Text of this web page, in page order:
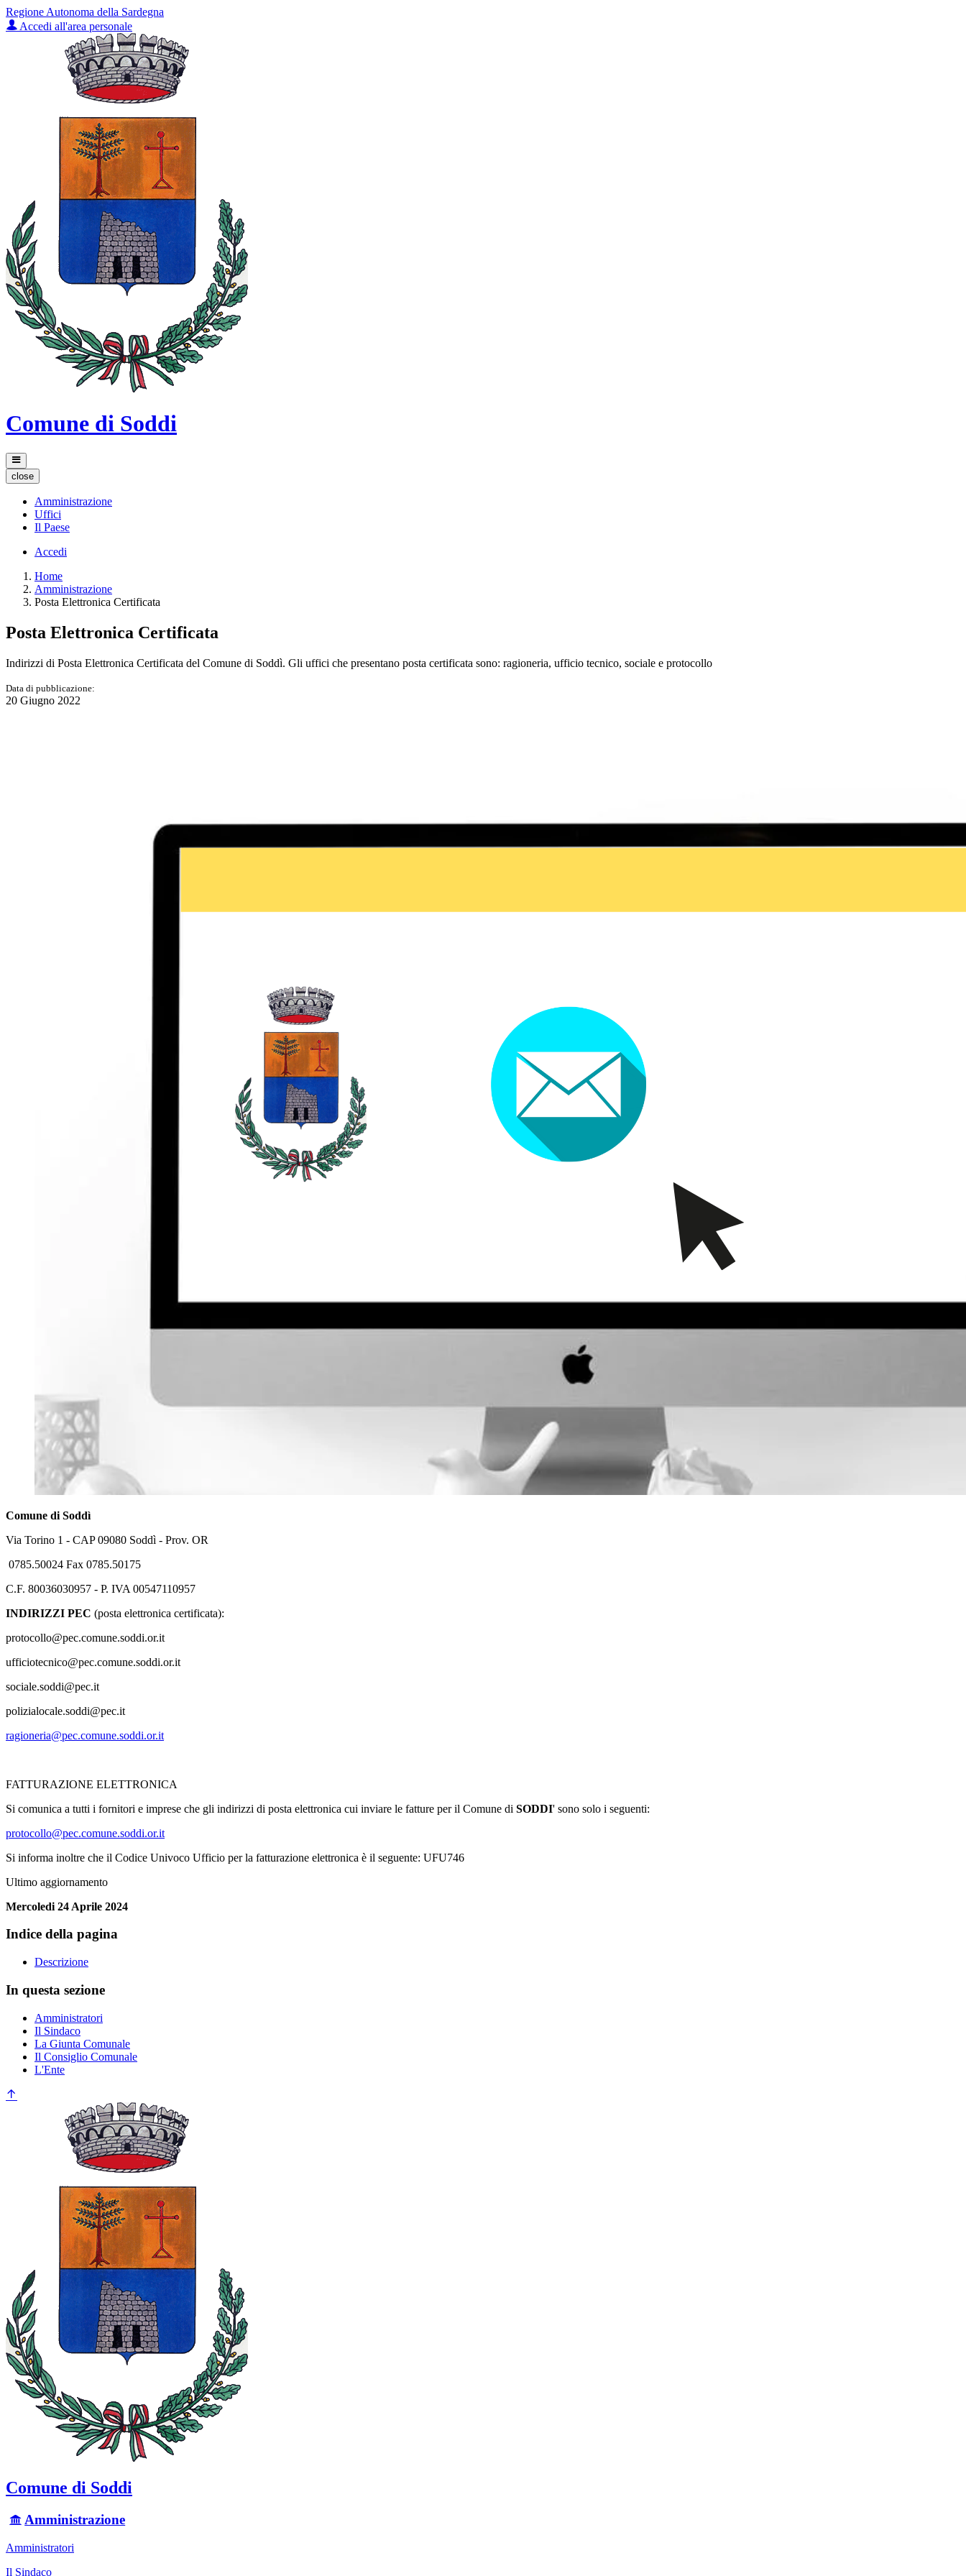
Regione Autonoma della Sardegna
Accedi all'area personale
Comune di Soddi
close
Amministrazione
Uffici
Il Paese
Accedi
Home
Amministrazione
Posta Elettronica Certificata
Posta Elettronica Certificata
Indirizzi di Posta Elettronica Certificata del Comune di Soddì. Gli uffici che presentano posta certificata sono: ragioneria, ufficio tecnico, sociale e protocollo
Data di pubblicazione:
20 Giugno 2022
Comune di Soddì
Via Torino 1 - CAP 09080 Soddì - Prov. OR
0785.50024 Fax 0785.50175
C.F. 80036030957 - P. IVA 00547110957
INDIRIZZI PEC (posta elettronica certificata):
protocollo@pec.comune.soddi.or.it
ufficiotecnico@pec.comune.soddi.or.it
sociale.soddi@pec.it
polizialocale.soddi@pec.it
ragioneria@pec.comune.soddi.or.it
FATTURAZIONE ELETTRONICA
Si comunica a tutti i fornitori e imprese che gli indirizzi di posta elettronica cui inviare le fatture per il Comune di SODDI' sono solo i seguenti:
protocollo@pec.comune.soddi.or.it
Si informa inoltre che il Codice Univoco Ufficio per la fatturazione elettronica è il seguente: UFU746
Ultimo aggiornamento
Mercoledi 24 Aprile 2024
Indice della pagina
Descrizione
In questa sezione
Amministratori
Il Sindaco
La Giunta Comunale
Il Consiglio Comunale
L'Ente
Comune di Soddi
Amministrazione
Amministratori
Il Sindaco